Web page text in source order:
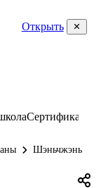
Открыть
Сертификаты
Шэньчжэнь